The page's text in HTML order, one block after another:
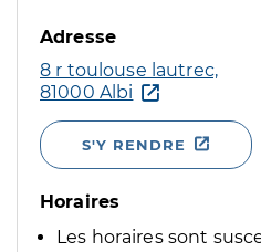
Adresse
8 r toulouse lautrec,
81000 Albi
S'Y RENDRE
Horaires
Les horaires sont